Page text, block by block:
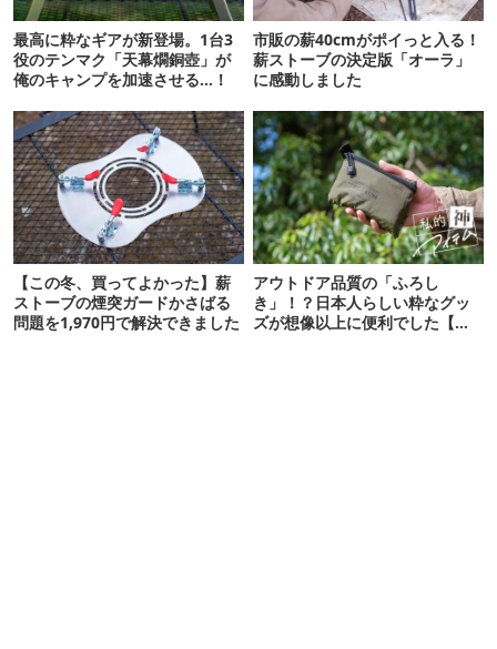
最高に粋なギアが新登場。1台3
役のテンマク「天幕燗銅壺」が
俺のキャンプを加速させる…！
市販の薪40cmがポイっと入る！
薪ストーブの決定版「オーラ」
に感動しました
【この冬、買ってよかった】薪
ストーブの煙突ガードかさばる
問題を1,970円で解決できました
アウトドア品質の「ふろし
き」！？日本人らしい粋なグッ
ズが想像以上に便利でした【私